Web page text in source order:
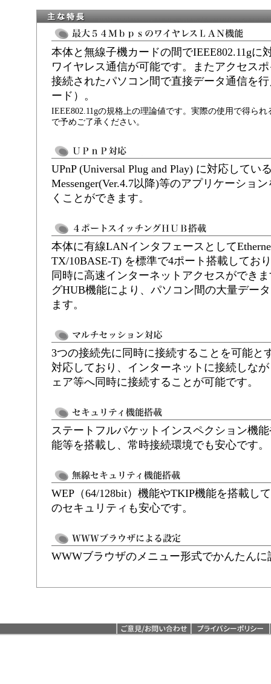
本体と無線子機カードの間でIEEE802.11gに
ワイヤレス通信が可能です。またアクセス
接続されたパソコン間で直接データ通信を
ード）。
IEEE802.11gの規格上の理論値です。実際の使用で得ら
で予めご了承ください。
UPnP (Universal Plug and Play) に対応してい
Messenger(Ver.4.7以降)等のアプリケーショ
くことができます。
本体に有線LANインタフェースとして
TX/10BASE-T) を標準で4ポート搭載してお
同時に高速インターネットアクセスができ
グHUB機能により、パソコン間の大量デー
ます。
3つの接続先に同時に接続することを可能と
対応しており、インターネットに接続しな
ェア等へ同時に接続することが可能です。
ステートフルパケットインスペクション機
能等を搭載し、常時接続環境でも安心です。
WEP（64/128bit）機能やTKIP機能を搭載し
のセキュリティも安心です。
WWWブラウザのメニュー形式でかんたん